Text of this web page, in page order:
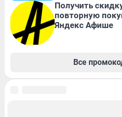
Получить
повторную
Яндекс Афише
Все